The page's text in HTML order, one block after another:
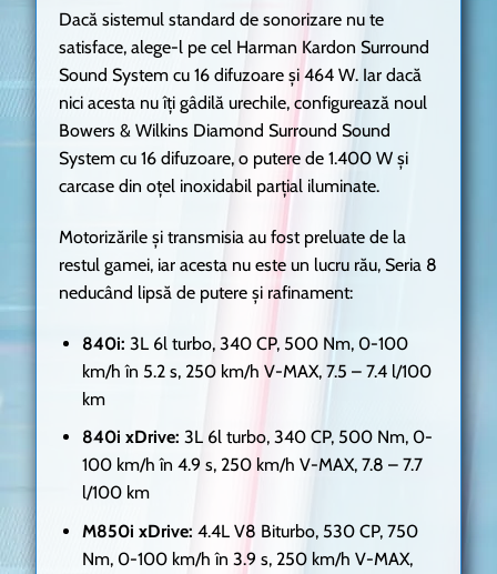
Dacă sistemul standard de sonorizare nu te
satisface, alege-l pe cel Harman Kardon Surround
Sound System cu 16 difuzoare și 464 W. Iar dacă
nici acesta nu îți gâdilă urechile, configurează noul
Bowers & Wilkins Diamond Surround Sound
System cu 16 difuzoare, o putere de 1.400 W și
carcase din oțel inoxidabil parțial iluminate.
Motorizările și transmisia au fost preluate de la
restul gamei, iar acesta nu este un lucru rău, Seria 8
neducând lipsă de putere și rafinament:
840i: 3L 6l turbo, 340 CP, 500 Nm, 0-100
km/h în 5.2 s, 250 km/h V-MAX, 7.5 – 7.4 l/100
km
840i xDrive: 3L 6l turbo, 340 CP, 500 Nm, 0-
100 km/h în 4.9 s, 250 km/h V-MAX, 7.8 – 7.7
l/100 km
M850i xDrive: 4.4L V8 Biturbo, 530 CP, 750
Nm, 0-100 km/h în 3.9 s, 250 km/h V-MAX,